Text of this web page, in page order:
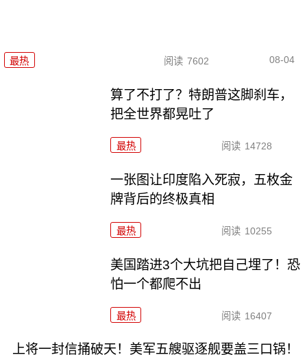
最热 阅读 7602 08-04
算了不打了？特朗普这脚刹车，
把全世界都晃吐了
最热 阅读 14728
一张图让印度陷入死寂，五枚金
牌背后的终极真相
最热 阅读 10255
美国踏进3个大坑把自己埋了！恐
怕一个都爬不出
最热 阅读 16407
上将一封信捅破天！美军五艘驱逐舰要盖三口锅！